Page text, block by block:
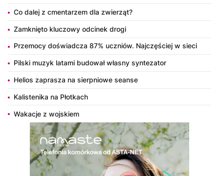
Co dalej z cmentarzem dla zwierząt?
Zamknięto kluczowy odcinek drogi
Przemocy doświadcza 87% uczniów. Najczęściej w sieci
Pilski muzyk latami budował własny syntezator
Helios zaprasza na sierpniowe seanse
Kalistenika na Płotkach
Wakacje z wojskiem